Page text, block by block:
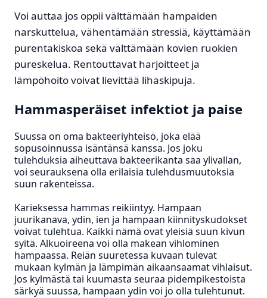
Voi auttaa jos oppii välttämään hampaiden
narskuttelua, vähentämään stressiä, käyttämään
purentakiskoa sekä välttämään kovien ruokien
pureskelua. Rentouttavat harjoitteet ja
lämpöhoito voivat lievittää lihaskipuja.
Hammasperäiset infektiot ja paise
Suussa on oma bakteeriyhteisö, joka elää
sopusoinnussa isäntänsä kanssa. Jos joku
tulehduksia aiheuttava bakteerikanta saa ylivallan,
voi seurauksena olla erilaisia tulehdusmuutoksia
suun rakenteissa.
Karieksessa hammas reikiintyy. Hampaan
juurikanava, ydin, ien ja hampaan kiinnityskudokset
voivat tulehtua. Kaikki nämä ovat yleisiä suun kivun
syitä. Alkuoireena voi olla makean vihlominen
hampaassa. Reiän suuretessa kuvaan tulevat
mukaan kylmän ja lämpimän aikaansaamat vihlaisut.
Jos kylmästä tai kuumasta seuraa pidempikestoista
särkyä suussa, hampaan ydin voi jo olla tulehtunut.